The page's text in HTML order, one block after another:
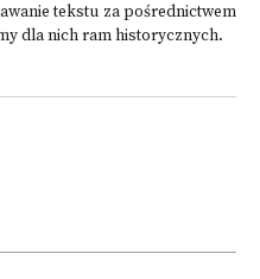
tekstu za pośrednictwem
dla nich ram historycznych.